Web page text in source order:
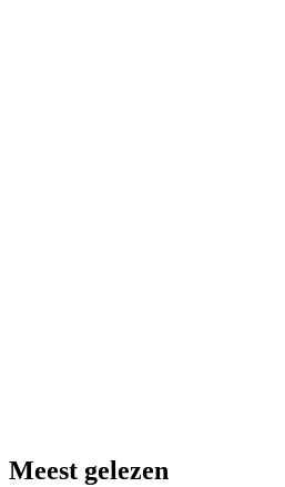
Meest gelezen